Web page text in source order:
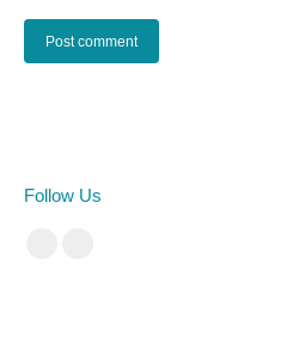
Post comment
Follow Us